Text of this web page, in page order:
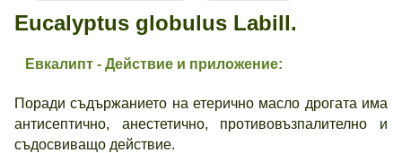
Eucalyptus globulus Labill.
Евкалипт - Действие и приложение:
Поради съдържанието на етерично масло дрогата има
антисептично, анестетично, противовъзпалително и
съдосвиващо действие.